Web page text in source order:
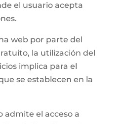
el usuario acepta
web por parte del
la utilización del
implica para el
se establecen en la
admite el acceso a